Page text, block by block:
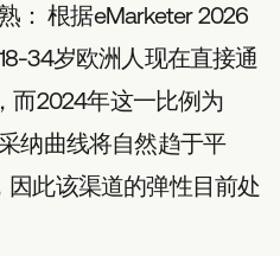
： 根据eMarketer 2026
34岁欧洲人现在直接通
而2024年这一比例为
纳曲线将自然趋于平
此该渠道的弹性目前处